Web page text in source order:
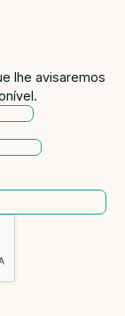
lhe avisaremos